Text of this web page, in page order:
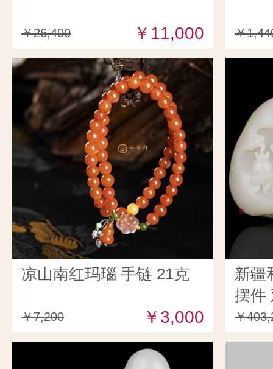
￥26,400 ￥11,000 ￥
凉山南红玛瑙 手链 21克
￥7,200 ￥3,000
新疆
摆件
￥